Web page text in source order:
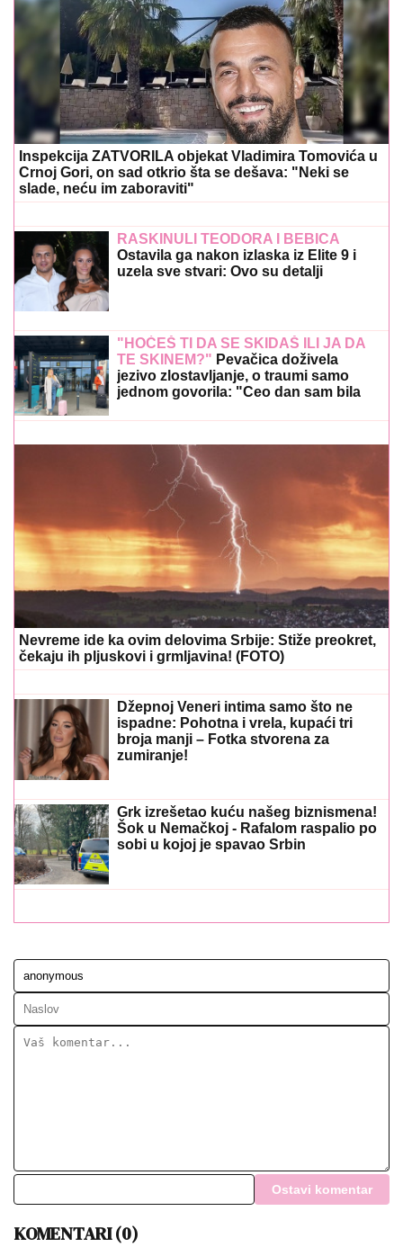
Inspekcija ZATVORILA objekat Vladimira Tomovića u
Crnoj Gori, on sad otkrio šta se dešava: "Neki se
slade, neću im zaboraviti"
RASKINULI TEODORA I BEBICA
Ostavila ga nakon izlaska iz Elite 9 i
uzela sve stvari: Ovo su detalji
"HOĆEŠ TI DA SE SKIDAŠ ILI JA DA
TE SKINEM?" Pevačica doživela
jezivo zlostavljanje, o traumi samo
jednom govorila: "Ceo dan sam bila
Nevreme ide ka ovim delovima Srbije: Stiže preokret,
čekaju ih pljuskovi i grmljavina! (FOTO)
Džepnoj Veneri intima samo što ne
ispadne: Pohotna i vrela, kupaći tri
broja manji – Fotka stvorena za
zumiranje!
Grk izrešetao kuću našeg biznismena!
Šok u Nemačkoj - Rafalom raspalio po
sobi u kojoj je spavao Srbin
Ostavi komentar
KOMENTARI (0)